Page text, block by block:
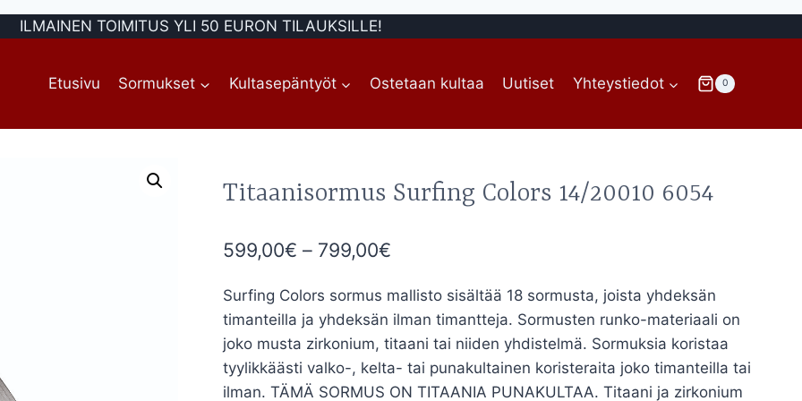
ILMAINEN TOIMITUS YLI 50 EURON TILAUKSILLE!
Etusivu Sormukset Kultasepäntyöt Ostetaan kultaa Uutiset Yhteystiedot 0
Titaanisormus Surfing Colors 14/20010 6054
599,00€ – 799,00€Hintaluokka:
-
799,00€
Surfing Colors sormus mallisto sisältää 18 sormusta, joista yhdeksän
timanteilla ja yhdeksän ilman timantteja. Sormusten runko-materiaali on
joko musta zirkonium, titaani tai niiden yhdistelmä. Sormuksia koristaa
tyylikkäästi valko-, kelta- tai punakultainen koristeraita joko timanteilla tai
ilman. TÄMÄ SORMUS ON TITAANIA PUNAKULTAA. Titaani ja zirkonium